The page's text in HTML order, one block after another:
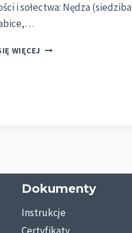
i sołectwa: Nędza (siedziba
WIĘCEJ MONTAŻ
PROGRAMU
„CZYSTE
Z
INSTAL
Dokumenty
Instrukcje